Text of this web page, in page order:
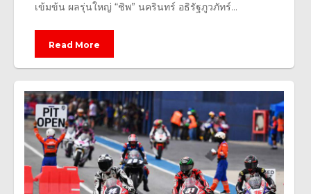
เข้มข้น ผลรุ่นใหญ่ “ชิพ” นครินทร์ อธิรัฐภูวภัทร์...
Read More